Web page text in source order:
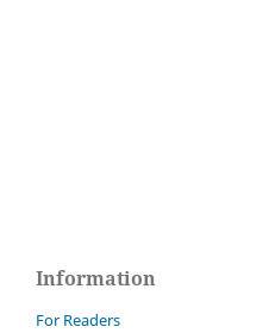
Information
For Readers